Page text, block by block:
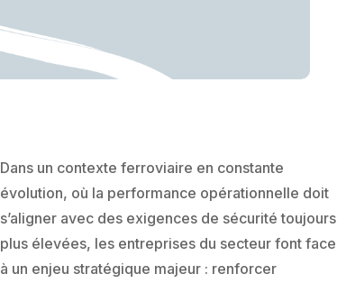
Dans un contexte ferroviaire en constante
évolution, où la performance opérationnelle doit
s’aligner avec des exigences de sécurité toujours
plus élevées, les entreprises du secteur font face
à un enjeu stratégique majeur : renforcer